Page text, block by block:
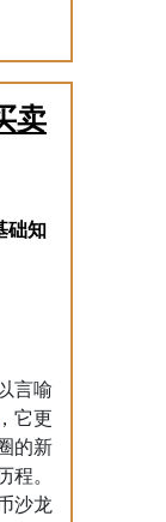
卖
言喻
，它更
的新
程。
沙龙